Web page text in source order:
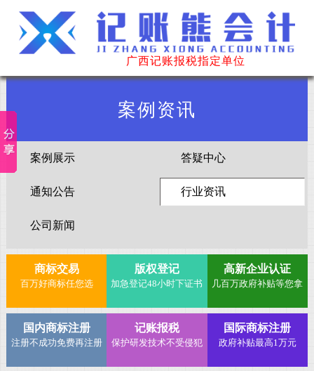
广西记账报税指定单位
案例资讯
案例展示 答疑中心
通知公告 行业资讯
公司新闻
商标交易
百万好商标任您选
版权登记
加急登记48小时下证书
高新企业认证
几百万政府补贴等您拿
国内商标注册
注册不成功免费再注册
记账报税
保护研发技术不受侵犯
国际商标注册
政府补贴最高1万元